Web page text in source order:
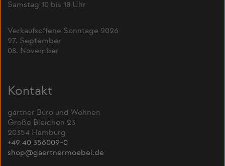
Samstag 10 bis 18 Uhr
Verkaufsoffene Sonntage 2026
27. September
08. November
Kontakt
gärtner Büro und Wohnen
Große Bleichen 23
20354 Hamburg
+49 40 356009-0
shop@gaertnermoebel.de